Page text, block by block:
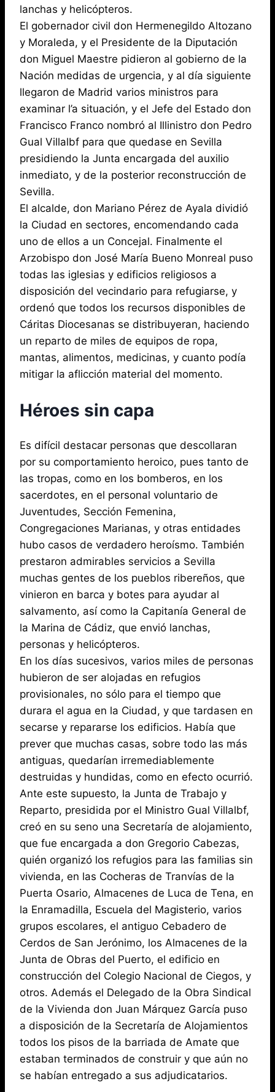
lanchas y helicópteros.
El gobernador civil don Hermenegildo Altozano
y Moraleda, y el Presidente de la Diputación
don Miguel Maestre pidieron al gobierno de la
Nación medidas de urgencia, y al día siguiente
llegaron de Madrid varios ministros para
examinar l’a situación, y el Jefe del Estado don
Francisco Franco nombró al Illinistro don Pedro
Gual Villalbf para que quedase en Sevilla
presidiendo la Junta encargada del auxilio
inmediato, y de la posterior reconstrucción de
Sevilla.
El alcalde, don Mariano Pérez de Ayala dividió
la Ciudad en sectores, encomendando cada
uno de ellos a un Concejal. Finalmente el
Arzobispo don José María Bueno Monreal puso
todas las iglesias y edificios religiosos a
disposición del vecindario para refugiarse, y
ordenó que todos los recursos disponibles de
Cáritas Diocesanas se distribuyeran, haciendo
un reparto de miles de equipos de ropa,
mantas, alimentos, medicinas, y cuanto podía
mitigar la aflicción material del momento.
Héroes sin capa
Es difícil destacar personas que descollaran
por su comportamiento heroico, pues tanto de
las tropas, como en los bomberos, en los
sacerdotes, en el personal voluntario de
Juventudes, Sección Femenina,
Congregaciones Marianas, y otras entidades
hubo casos de verdadero heroísmo. También
prestaron admirables servicios a Sevilla
muchas gentes de los pueblos ribereños, que
vinieron en barca y botes para ayudar al
salvamento, así como la Capitanía General de
la Marina de Cádiz, que envió lanchas,
personas y helicópteros.
En los días sucesivos, varios miles de personas
hubieron de ser alojadas en refugios
provisionales, no sólo para el tiempo que
durara el agua en la Ciudad, y que tardasen en
secarse y repararse los edificios. Había que
prever que muchas casas, sobre todo las más
antiguas, quedarían irremediablemente
destruidas y hundidas, como en efecto ocurrió.
Ante este supuesto, la Junta de Trabajo y
Reparto, presidida por el Ministro Gual Villalbf,
creó en su seno una Secretaría de alojamiento,
que fue encargada a don Gregorio Cabezas,
quién organizó los refugios para las familias sin
vivienda, en las Cocheras de Tranvías de la
Puerta Osario, Almacenes de Luca de Tena, en
la Enramadilla, Escuela del Magisterio, varios
grupos escolares, el antiguo Cebadero de
Cerdos de San Jerónimo, los Almacenes de la
Junta de Obras del Puerto, el edificio en
construcción del Colegio Nacional de Ciegos, y
otros. Además el Delegado de la Obra Sindical
de la Vivienda don Juan Márquez García puso
a disposición de la Secretaría de Alojamientos
todos los pisos de la barriada de Amate que
estaban terminados de construir y que aún no
se habían entregado a sus adjudicatarios.